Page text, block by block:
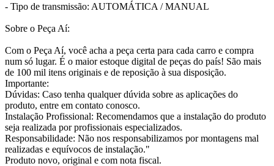
- Tipo de transmissão: AUTOMÁTICA / MANUAL
Sobre o Peça Aí:
Com o Peça Aí, você acha a peça certa para cada carro e compra
num só lugar. É o maior estoque digital de peças do país! São mais
de 100 mil itens originais e de reposição à sua disposição.
Importante:
Dúvidas: Caso tenha qualquer dúvida sobre as aplicações do
produto, entre em contato conosco.
Instalação Profissional: Recomendamos que a instalação do produto
seja realizada por profissionais especializados.
Responsabilidade: Não nos responsabilizamos por montagens mal
realizadas e equívocos de instalação."
Produto novo, original e com nota fiscal.